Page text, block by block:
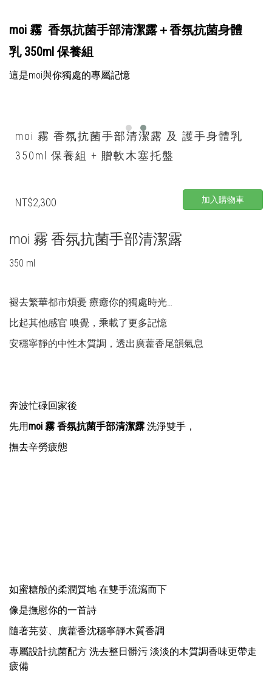
moi 霧 香氛抗菌手部清潔露＋香氛抗菌身體
乳 350ml 保養組
這是moi與你獨處的專屬記憶
moi 霧 香氛抗菌手部清潔露 及 護手身體乳
350ml 保養組 + 贈軟木塞托盤
NT$2,300 加入購物車
moi 霧 香氛抗菌手部清潔露
350 ml
褪去繁華都市煩憂 療癒你的獨處時光…
比起其他感官 嗅覺，乘載了更多記憶
安穩寧靜的中性木質調，透出廣藿香尾韻氣息
奔波忙碌回家後
先用moi 霧 香氛抗菌手部清潔露 洗淨雙手，
撫去辛勞疲態
如蜜糖般的柔潤質地 在雙手流瀉而下
像是撫慰你的一首詩
隨著芫荽、廣藿香沈穩寧靜木質香調
專屬設計抗菌配方 洗去整日髒污 淡淡的木質調香味更帶走
疲備